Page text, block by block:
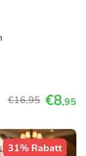
€16,95 €8,95
31% Rabatt